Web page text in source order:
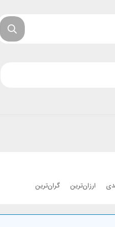
ارزان‌ترین گران‌ترین